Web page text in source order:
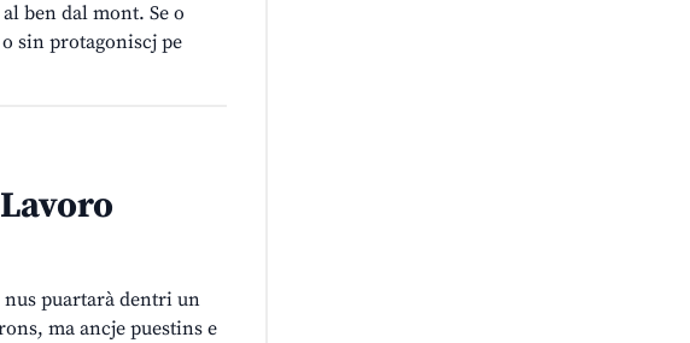
ben dal mont. Se o
sin protagoniscj pe
puartarà dentri un
ma ancje puestins e